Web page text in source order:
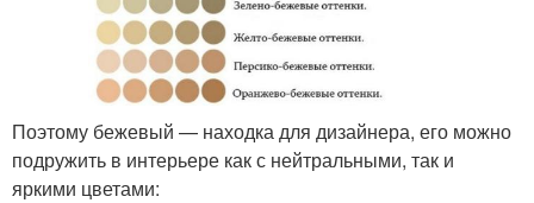
Поэтому бежевый — находка для дизайнера, его можно
подружить в интерьере как с нейтральными, так и
яркими цветами: